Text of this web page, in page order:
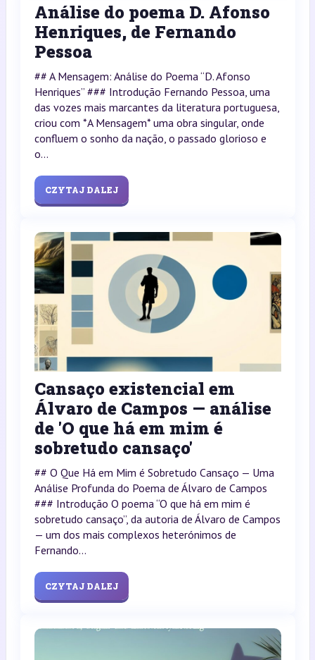
Análise do poema D. Afonso
Henriques, de Fernando
Pessoa
## A Mensagem: Análise do Poema “D. Afonso
Henriques” ### Introdução Fernando Pessoa, uma
das vozes mais marcantes da literatura portuguesa,
criou com *A Mensagem* uma obra singular, onde
confluem o sonho da nação, o passado glorioso e
o...
CZYTAJ DALEJ
Cansaço existencial em
Álvaro de Campos — análise
de 'O que há em mim é
sobretudo cansaço'
## O Que Há em Mim é Sobretudo Cansaço — Uma
Análise Profunda do Poema de Álvaro de Campos
### Introdução O poema “O que há em mim é
sobretudo cansaço”, da autoria de Álvaro de Campos
— um dos mais complexos heterónimos de
Fernando...
CZYTAJ DALEJ